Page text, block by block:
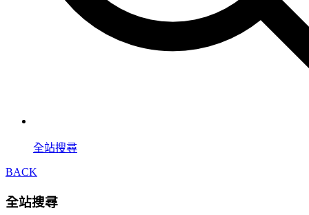
全站搜尋
BACK
全站搜尋